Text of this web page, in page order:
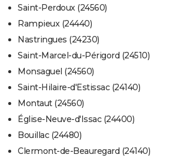
Saint-Perdoux (24560)
Rampieux (24440)
Nastringues (24230)
Saint-Marcel-du-Périgord (24510)
Monsaguel (24560)
Saint-Hilaire-d'Estissac (24140)
Montaut (24560)
Église-Neuve-d'Issac (24400)
Bouillac (24480)
Clermont-de-Beauregard (24140)